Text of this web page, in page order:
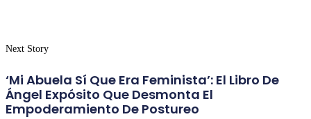
Next Story
‘Mi Abuela Sí Que Era Feminista’: El Libro De
Ángel Expósito Que Desmonta El
Empoderamiento De Postureo